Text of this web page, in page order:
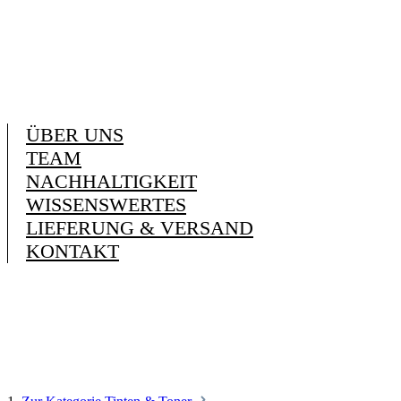
ÜBER UNS
TEAM
NACHHALTIGKEIT
WISSENSWERTES
LIEFERUNG & VERSAND
KONTAKT